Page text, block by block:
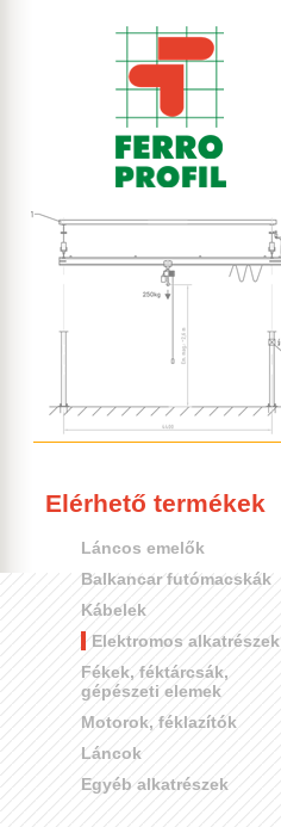
Elérhető termékek
Láncos emelők
Balkancar futómacskák
Kábelek
Elektromos alkatrészek
Fékek, féktárcsák,
gépészeti elemek
Motorok, féklazítók
Láncok
Egyéb alkatrészek